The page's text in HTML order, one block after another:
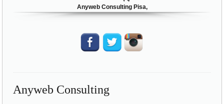
Anyweb Consulting Pisa,
Anyweb Consulting